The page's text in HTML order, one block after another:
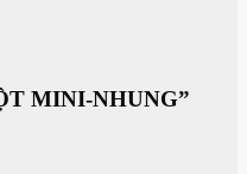
MINI-NHUNG”